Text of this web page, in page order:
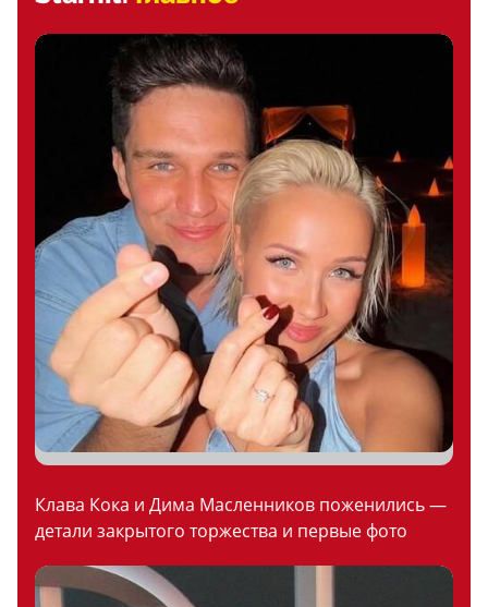
Клава Кока и Дима Масленников поженились —
детали закрытого торжества и первые фото